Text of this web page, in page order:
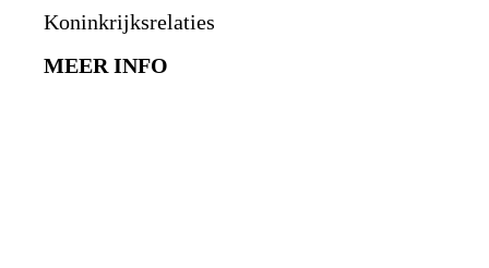
Koninkrijksrelaties
MEER INFO